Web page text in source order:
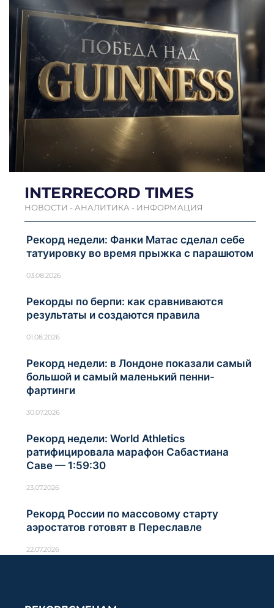
INTERRECORD TIMES
НОВОСТИ - АНАЛИТИКА - ИНФОРМАЦИЯ
Рекорд недели: Фанки Матас сделал себе
татуировку во время прыжка с парашютом
03.08.2026
Рекорды по берпи: как сравниваются
результаты и создаются правила
01.08.2026
Рекорд недели: в Лондоне показали самый
большой и самый маленький пенни-
фартинги
30.07.2026
Рекорд недели: World Athletics
ратифицировала марафон Сабастиана
Саве — 1:59:30
23.07.2026
Рекорд России по массовому старту
аэростатов готовят в Переславле
22.07.2026